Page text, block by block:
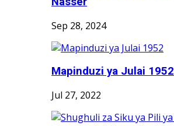
Sep 28, 2024
Mapinduzi ya Julai 1952
Jul 27, 2022